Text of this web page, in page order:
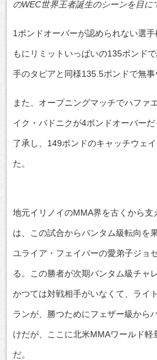
のWEC世界王者誕生のシーンを目に
1ポンドオーバーが認められない選
もにリミットいっぱいの135ポンド
手のタピアと同様135.5ポンドで無事
また、オープニングマッチでハファ
イク・バドニクが4ポンドオーバー
了承し、149ポンドのキャッチウェ
た。
地元イリノイのMMA界を古くから支
は、この試合からバンタム級転向を
ユライア・フェイバーの愛弟子ジョ
る。この勝者が次期バンタム級チャ
かつては対戦相手がいなくて、ライ
ランが、勝つためにフェザー級から
けだが、ここに北米MMAワールド
だ。